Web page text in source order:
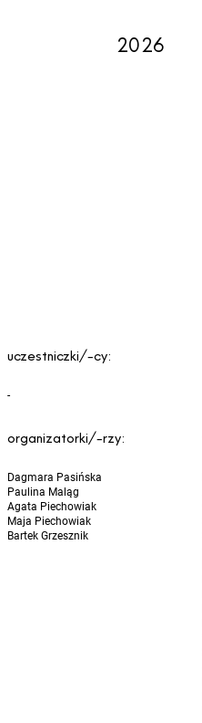
2026
uczestniczki/-cy:
-
organizatorki/-rzy:
Dagmara Pasińska
Paulina Maląg
Agata Piechowiak
Maja Piechowiak
Bartek Grzesznik